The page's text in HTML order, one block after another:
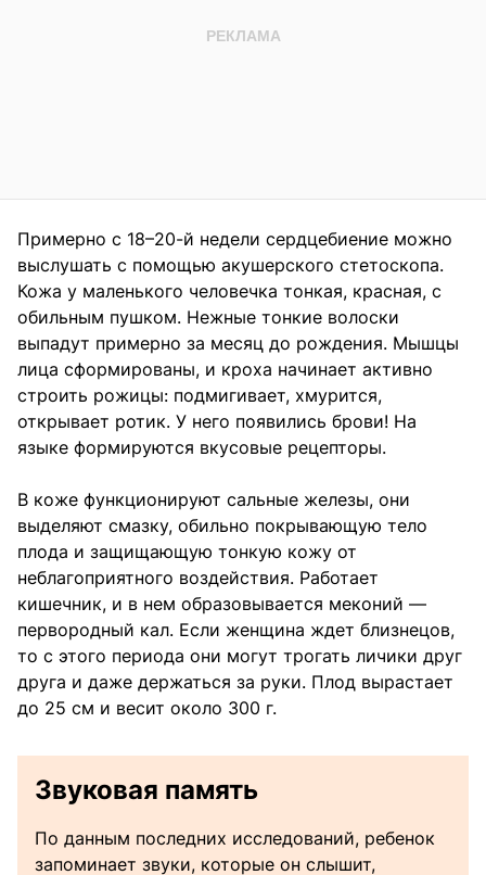
Примерно с 18–20-й недели сердцебиение можно
выслушать с помощью акушерского стетоскопа.
Кожа у маленького человечка тонкая, красная, с
обильным пушком. Нежные тонкие волоски
выпадут примерно за месяц до рождения. Мышцы
лица сформированы, и кроха начинает активно
строить рожицы: подмигивает, хмурится,
открывает ротик. У него появились брови! На
языке формируются вкусовые рецепторы.
В коже функционируют сальные железы, они
выделяют смазку, обильно покрывающую тело
плода и защищающую тонкую кожу от
неблагоприятного воздействия. Работает
кишечник, и в нем образовывается меконий —
первородный кал. Если женщина ждет близнецов,
то с этого периода они могут трогать личики друг
друга и даже держаться за руки. Плод вырастает
до 25 см и весит около 300 г.
Звуковая память
По данным последних исследований, ребенок
запоминает звуки, которые он слышит,